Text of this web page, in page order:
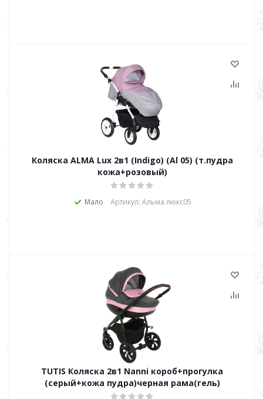
Коляска ALMA Lux 2в1 (Indigo) (Al 05) (т.пудра
кожа+розовый)
Мало Артикул: Альма люкс05
TUTIS Коляска 2в1 Nanni короб+прогулка
(серый+кожа пудра)черная рама(гель)